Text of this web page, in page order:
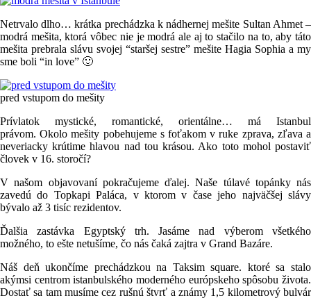
Netrvalo dlho… krátka prechádzka k nádhernej mešite Sultan Ahmet –
modrá mešita, ktorá vôbec nie je modrá ale aj to stačilo na to, aby táto
mešita prebrala slávu svojej “staršej sestre” mešite Hagia Sophia a my
sme boli “in love” 🙂
pred vstupom do mešity
Prívlatok mystické, romantické, orientálne… má Istanbul
právom. Okolo mešity pobehujeme s foťakom v ruke zprava, zľava a
neveriacky krútime hlavou nad tou krásou. Ako toto mohol postaviť
človek v 16. storočí?
V našom objavovaní pokračujeme ďalej. Naše túlavé topánky nás
zavedú do Topkapi Paláca, v ktorom v čase jeho najväčšej slávy
bývalo až 3 tisíc rezidentov.
Ďalšia zastávka Egyptský trh. Jasáme nad výberom všetkého
možného, to ešte netušíme, čo nás čaká zajtra v Grand Bazáre.
Náš deň ukončíme prechádzkou na Taksim square. ktoré sa stalo
akýmsi centrom istanbulského moderného európskeho spôsobu života.
Dostať sa tam musíme cez rušnú štvrť a známy 1,5 kilometrový bulvár